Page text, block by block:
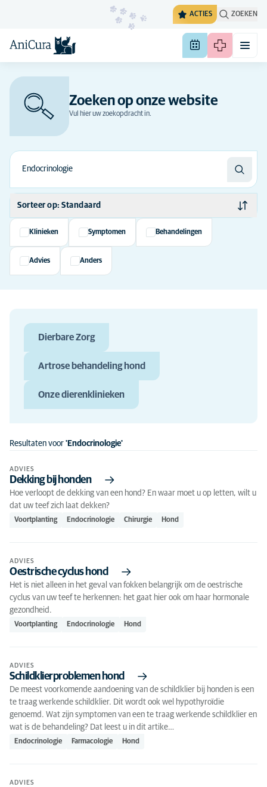
ACTIES ZOEKEN
Zoeken op onze website
Vul hier uw zoekopdracht in.
Sorteer op: Standaard
Standaard
Alfabetisch
Klinieken Symptomen Behandelingen
Advies Anders
Dierbare Zorg
Artrose behandeling hond
Onze dierenklinieken
Resultaten voor 'Endocrinologie'
ADVIES
Dekking bij honden
Hoe verloopt de dekking van een hond? En waar moet u op letten, wilt u
dat uw teef zich laat dekken?
Voortplanting Endocrinologie Chirurgie Hond
ADVIES
Oestrische cyclus hond
Het is niet alleen in het geval van fokken belangrijk om de oestrische
cyclus van uw teef te herkennen: het gaat hier ook om haar hormonale
gezondheid.
Voortplanting Endocrinologie Hond
ADVIES
Schildklierproblemen hond
De meest voorkomende aandoening van de schildklier bij honden is een
te traag werkende schildklier. Dit wordt ook wel hypothyroïdie
genoemd. Wat zijn symptomen van een te traag werkende schildklier en
wat is de behandeling? Dat leest u in dit artike…
Endocrinologie Farmacologie Hond
ADVIES